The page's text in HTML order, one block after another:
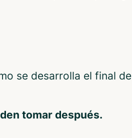
se desarrolla el final de
tomar después.